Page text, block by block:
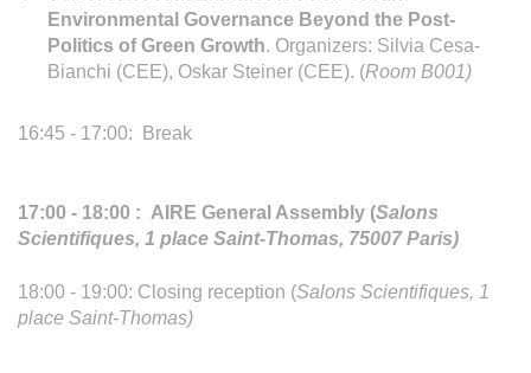
Environmental Governance Beyond the Post-
Politics of Green Growth. Organizers: Silvia Cesa-
Bianchi (CEE), Oskar Steiner (CEE). (Room B001)
16:45 - 17:00: Break
17:00 - 18:00 : AIRE General Assembly (Salons
Scientifiques, 1 place Saint-Thomas, 75007 Paris)
18:00 - 19:00: Closing reception (Salons Scientifiques, 1
place Saint-Thomas)